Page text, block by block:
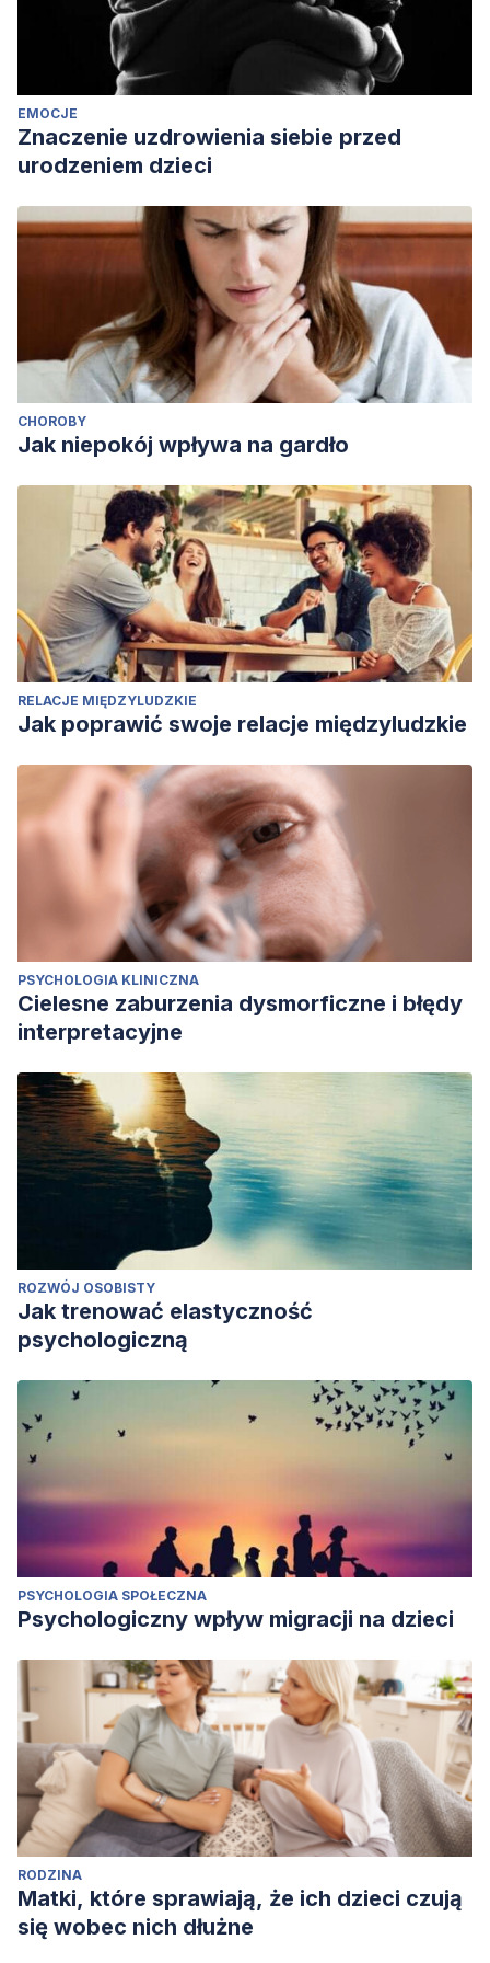
EMOCJE
Znaczenie uzdrowienia siebie przed
urodzeniem dzieci
CHOROBY
Jak niepokój wpływa na gardło
RELACJE MIĘDZYLUDZKIE
Jak poprawić swoje relacje międzyludzkie
PSYCHOLOGIA KLINICZNA
Cielesne zaburzenia dysmorficzne i błędy
interpretacyjne
ROZWÓJ OSOBISTY
Jak trenować elastyczność
psychologiczną
PSYCHOLOGIA SPOŁECZNA
Psychologiczny wpływ migracji na dzieci
RODZINA
Matki, które sprawiają, że ich dzieci czują
się wobec nich dłużne